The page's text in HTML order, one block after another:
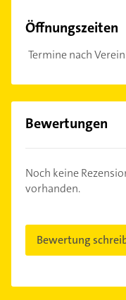
Öffnungszeiten
Termine nach
Bewertungen
Noch keine
vorhanden.
Bewertung